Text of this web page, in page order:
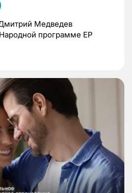
Медведев
программе ЕР